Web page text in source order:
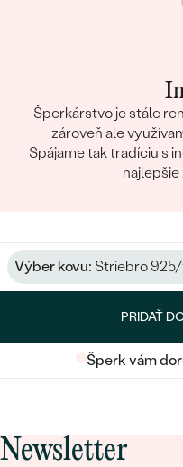
Šperkárstvo je stále
zároveň ale
Spájame tak tradíciu s
najlepšie
Výber kovu: Striebro
PRIDAŤ
Šperk vám
Newsletter